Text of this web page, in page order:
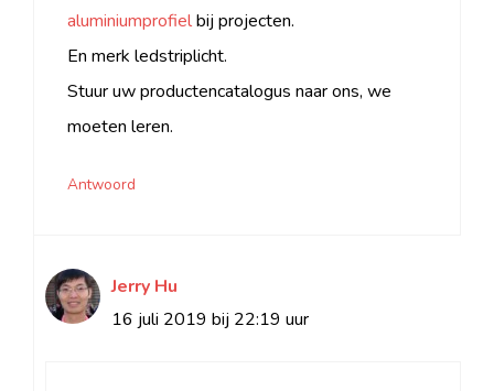
aluminiumprofielbij projecten.
En merk ledstriplicht.
Stuur uw productencatalogus naar ons, we
moeten leren.
Antwoord
Jerry Hu
16 juli 2019 bij 22:19 uur